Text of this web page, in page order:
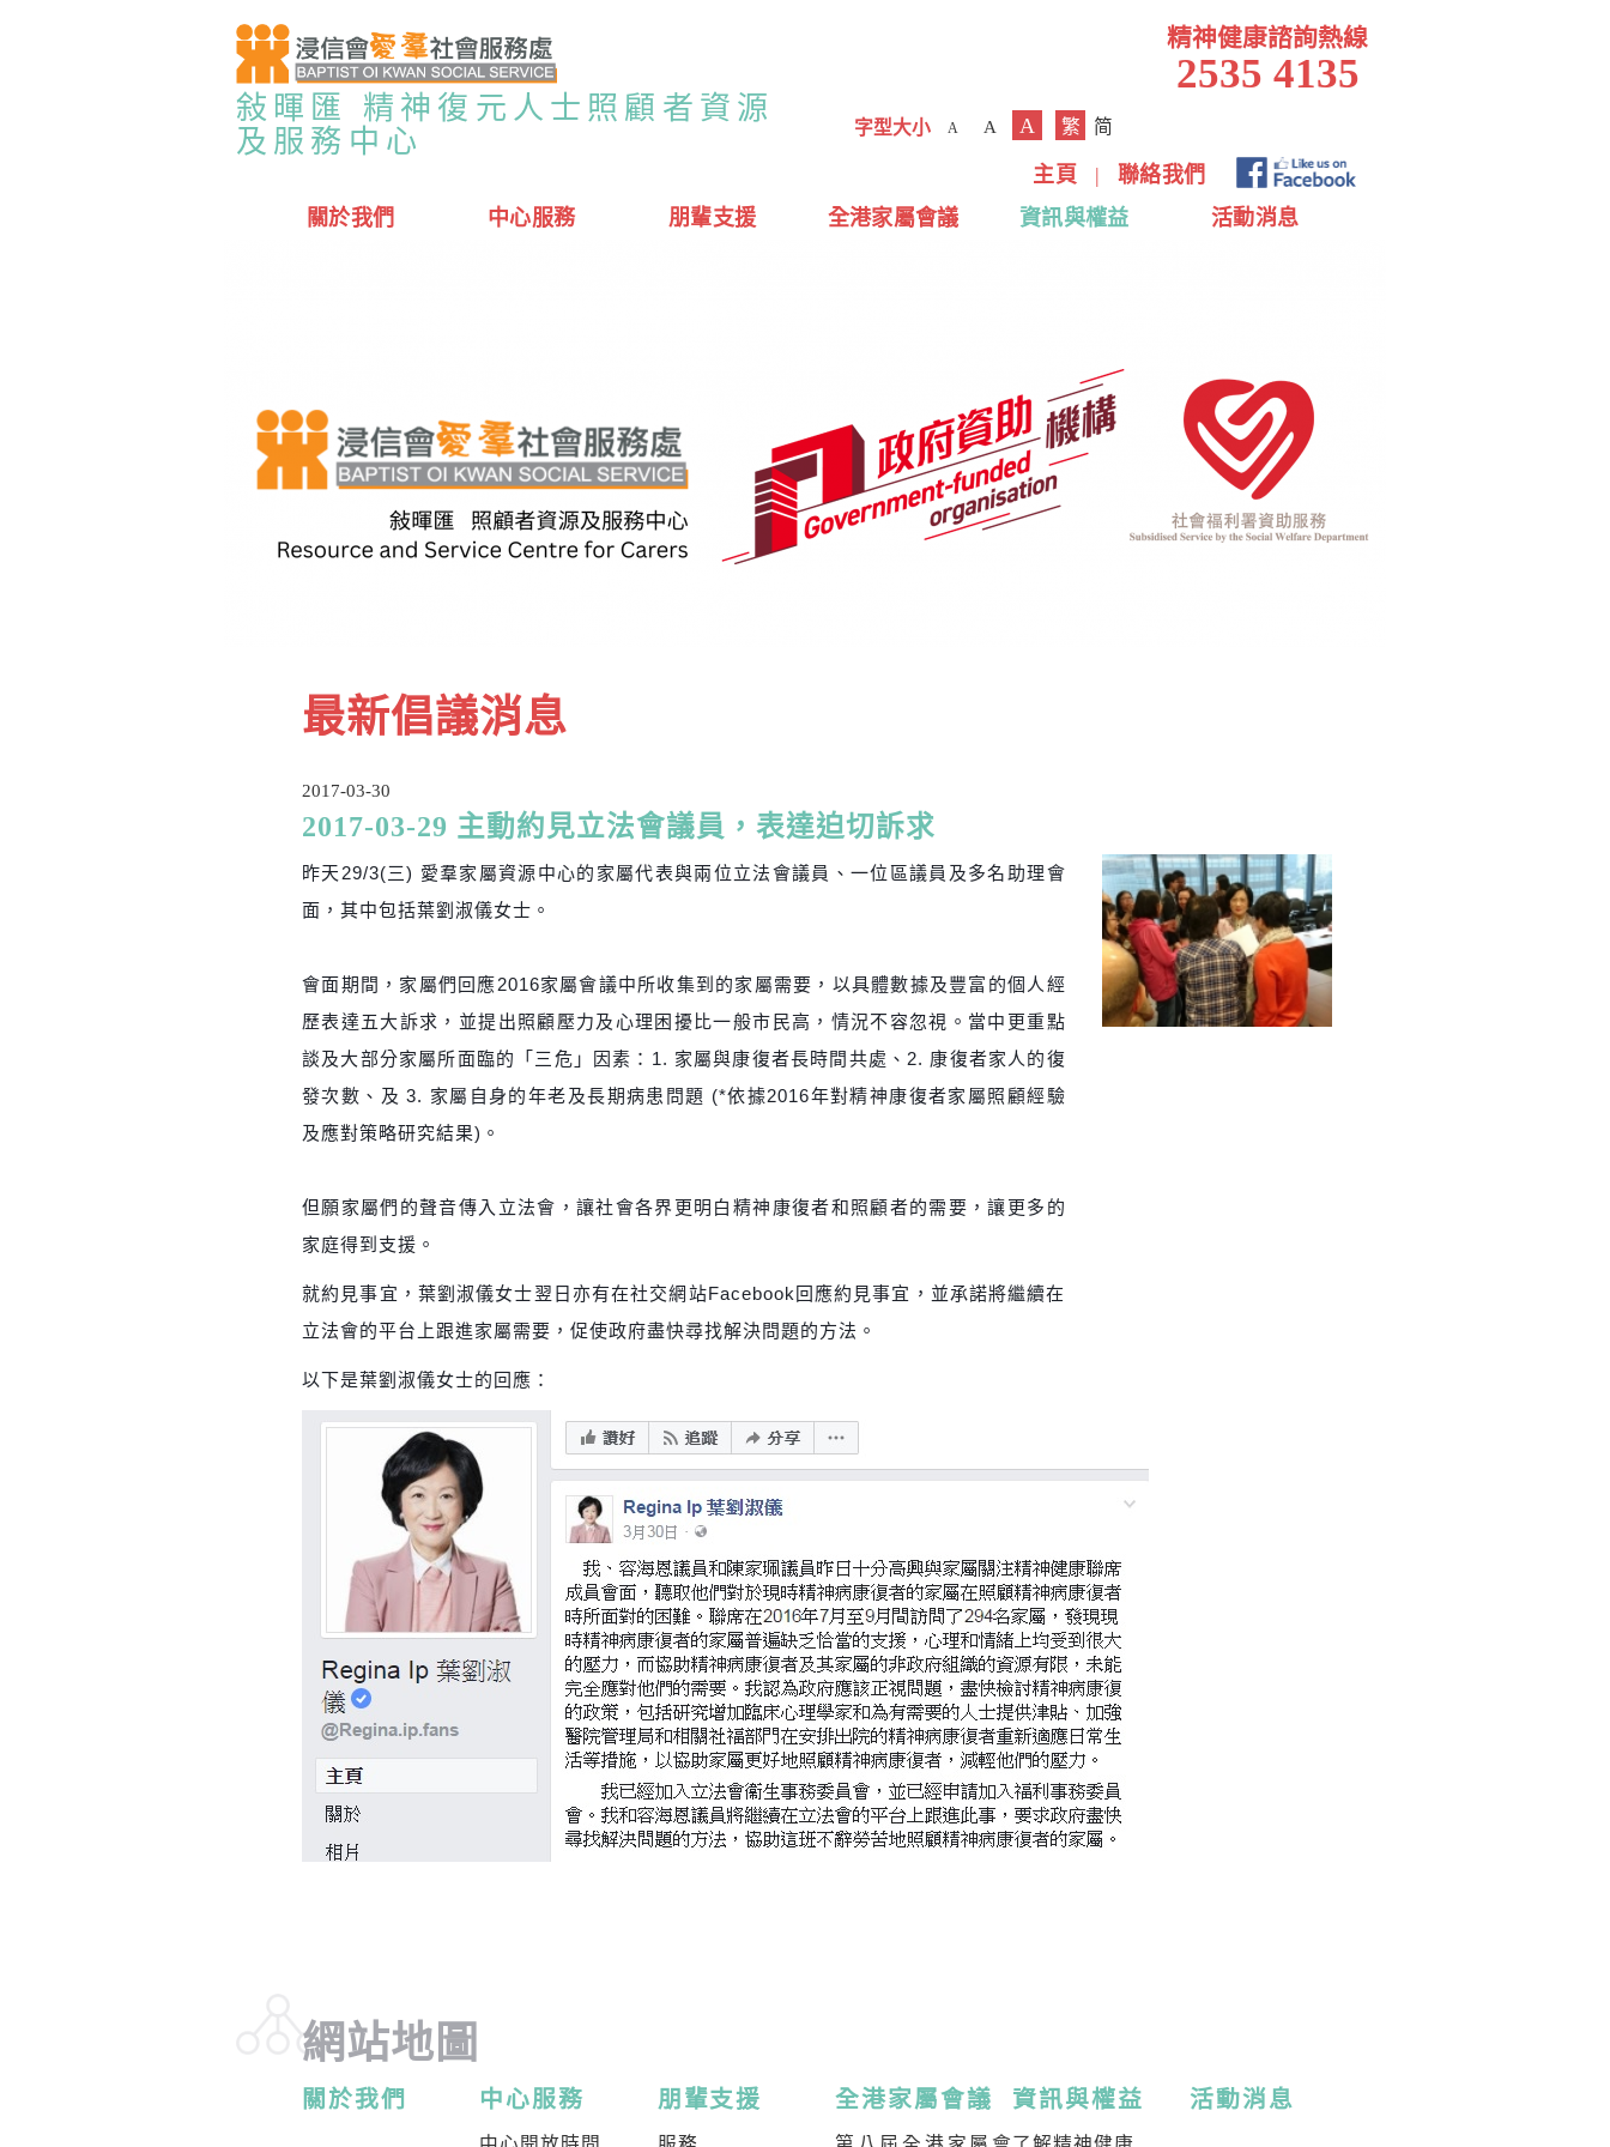
敍暉匯 精神復元人士照顧者資源
及服務中心
精神健康諮詢熱線
2535 4135
字型大小 A A A 繁 简
主頁 |
聯絡我們
關於我們
中心服務 朋輩支援 全港家屬會議 資訊與權益 活動消息
最新倡議消息
2017-03-30
2017-03-29 主動約見立法會議員，表達迫切訴求
昨天29/3(三) 愛羣家屬資源中心的家屬代表與兩位立法會議員、一位區議員及多名助理會
面，其中包括葉劉淑儀女士。
會面期間，家屬們回應2016家屬會議中所收集到的家屬需要，以具體數據及豐富的個人經
歷表達五大訴求，並提出照顧壓力及心理困擾比一般市民高，情況不容忽視。當中更重點
談及大部分家屬所面臨的「三危」因素：1. 家屬與康復者長時間共處、2. 康復者家人的復
發次數、及 3. 家屬自身的年老及長期病患問題 (*依據2016年對精神康復者家屬照顧經驗
及應對策略研究結果)。
但願家屬們的聲音傳入立法會，讓社會各界更明白精神康復者和照顧者的需要，讓更多的
家庭得到支援。
就約見事宜，葉劉淑儀女士翌日亦有在社交網站Facebook回應約見事宜，並承諾將繼續在
立法會的平台上跟進家屬需要，促使政府盡快尋找解決問題的方法。
以下是葉劉淑儀女士的回應：
網站地圖
關於我們 中心服務 朋輩支援 全港家屬會議 資訊與權益 活動消息